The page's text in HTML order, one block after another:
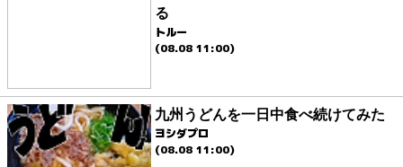
る
トルー
(08.08 11:00)
九州うどんを一日中食べ続けてみた
ヨシダプロ
(08.08 11:00)